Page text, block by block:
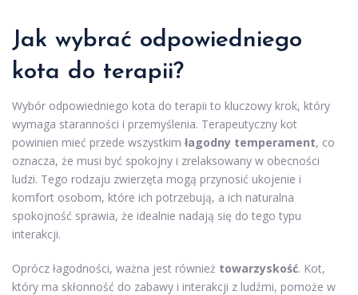
Jak wybrać odpowiedniego
kota do terapii?
Wybór odpowiedniego kota do terapii to kluczowy krok, który
wymaga staranności i przemyślenia. Terapeutyczny kot
powinien mieć przede wszystkim łagodny temperament, co
oznacza, że musi być spokojny i zrelaksowany w obecności
ludzi. Tego rodzaju zwierzęta mogą przynosić ukojenie i
komfort osobom, które ich potrzebują, a ich naturalna
spokojność sprawia, że idealnie nadają się do tego typu
interakcji.
Oprócz łagodności, ważna jest również towarzyskość. Kot,
który ma skłonność do zabawy i interakcji z ludźmi, pomoże w